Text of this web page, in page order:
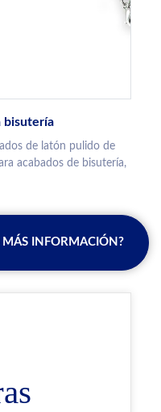
bisutería
de latón pulido de
acabados de bisutería,
MÁS INFORMACIÓN?